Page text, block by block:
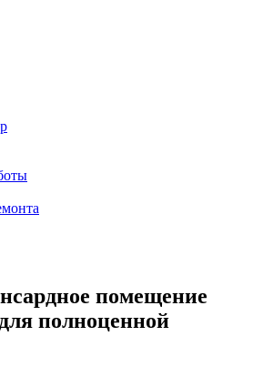
помещение
полноценной